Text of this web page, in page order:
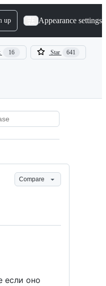
up Appearance settings
16 Star 641
Compare
если оно